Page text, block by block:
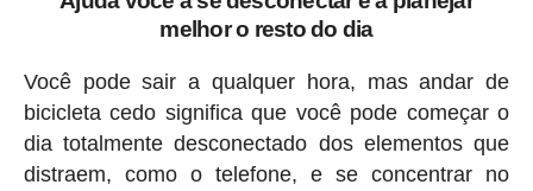
melhor o resto do dia
Você pode sair a qualquer hora, mas andar de
bicicleta cedo significa que você pode começar o
dia totalmente desconectado dos elementos que
distraem, como o telefone, e se concentrar no